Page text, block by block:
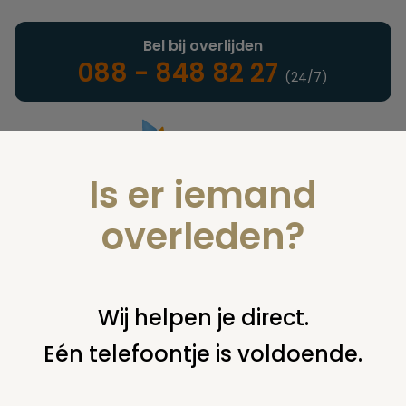
Landelijke uitvaartonderneming
Bel bij overlijden
088 - 848 82 27 (24/7)
U bent hier: home juridisch begraven grafsteen /
beschading grafsteen door maaimachine
Is er iemand
overleden?
Wij helpen je direct.
Eén telefoontje is voldoende.